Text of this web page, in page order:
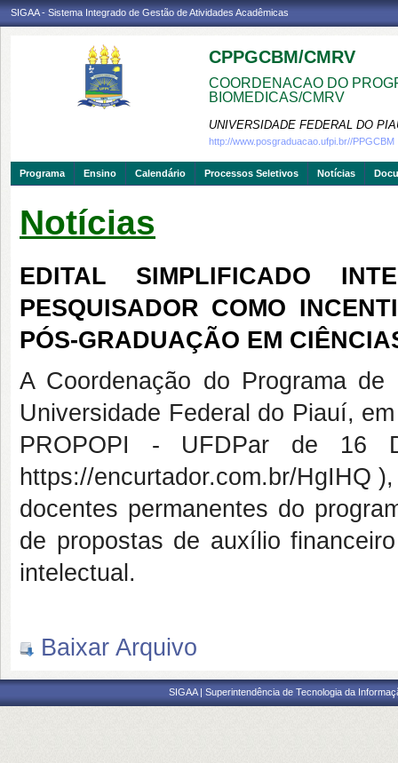
SIGAA - Sistema Integrado de Gestão de Atividades Acadêmicas
CPPGCBM/CMRV
COORDENACAO DO
BIOMEDICAS/CMRV
UNIVERSIDADE FEDERAL DO
http://www.posgraduacao.ufpi.br//PPGCBM
Programa Ensino Calendário Processos Seletivos Notícias
Notícias
EDITAL SIMPLIFICADO
PESQUISADOR COMO
PÓS-GRADUAÇÃO EM
A Coordenação do Programa
Universidade Federal do Piauí,
PROPOPI - UFDPar de 16
https://encurtador.com.br/HgIHQ
docentes permanentes do
de propostas de auxílio
intelectual.
Baixar Arquivo
SIGAA | Superintendência de Tecnologia da